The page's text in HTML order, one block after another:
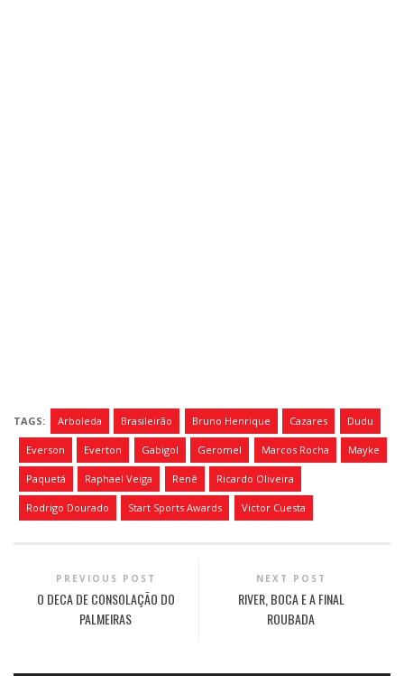
TAGS: Arboleda Brasileirão Bruno Henrique Cazares Dudu
Everson Everton Gabigol Geromel Marcos Rocha Mayke
Paquetá Raphael Veiga Renê Ricardo Oliveira
Rodrigo Dourado Start Sports Awards Victor Cuesta
PREVIOUS POST
O DECA DE CONSOLAÇÃO DO
PALMEIRAS
NEXT POST
RIVER, BOCA E A FINAL
ROUBADA